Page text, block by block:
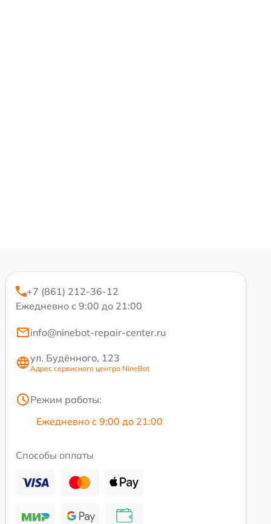
+7 (861) 212-36-12
Ежедневно с 9:00 до 21:00
info@ninebot-repair-center.ru
ул. Будённого, 123
Адрес сервисного центра NineBot
Режим работы:
Ежедневно с 9:00 до 21:00
Способы оплаты